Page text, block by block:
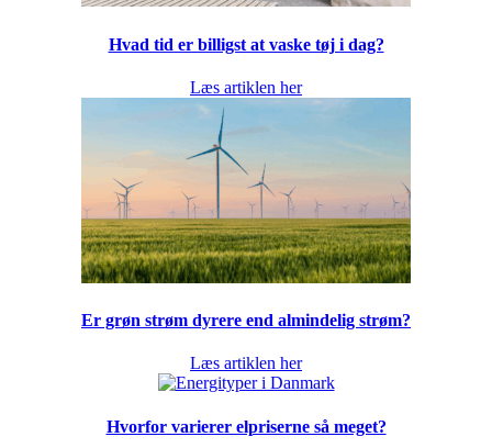
Hvad tid er billigst at vaske tøj i dag?
Læs artiklen her
Er grøn strøm dyrere end almindelig strøm?
Læs artiklen her
Hvorfor varierer elpriserne så meget?